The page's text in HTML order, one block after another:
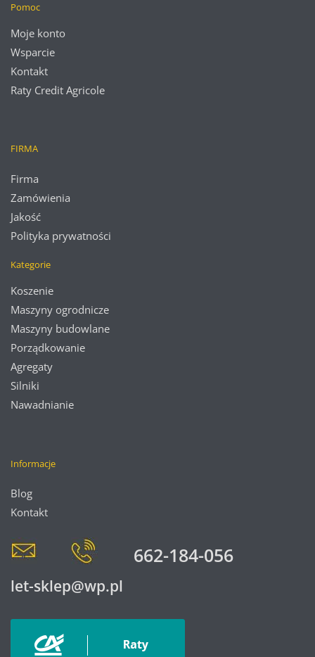
Pomoc
Moje konto
Wsparcie
Kontakt
Raty Credit Agricole
FIRMA
Firma
Zamówienia
Jakość
Polityka prywatności
Kategorie
Koszenie
Maszyny ogrodnicze
Maszyny budowlane
Porządkowanie
Agregaty
Silniki
Nawadnianie
Informacje
Blog
Kontakt
662-184-056
let-sklep@wp.pl